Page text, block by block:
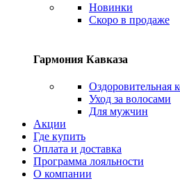
Новинки
Скоро в продаже
Гармония Кавказа
Оздоровительная
Уход за волосами
Для мужчин
Акции
Где купить
Оплата и доставка
Программа лояльности
О компании